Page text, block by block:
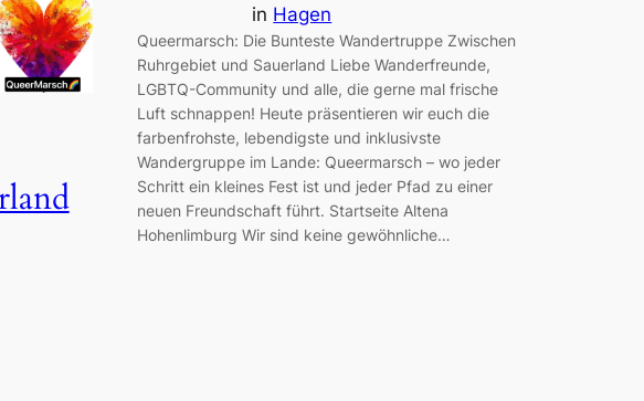
in Hagen
Queermarsch: Die Bunteste Wandertruppe Zwischen
Ruhrgebiet und Sauerland Liebe Wanderfreunde,
LGBTQ-Community und alle, die gerne mal frische
Luft schnappen! Heute präsentieren wir euch die
farbenfrohste, lebendigste und inklusivste
Wandergruppe im Lande: Queermarsch – wo jeder
Schritt ein kleines Fest ist und jeder Pfad zu einer
neuen Freundschaft führt. Startseite Altena
Hohenlimburg Wir sind keine gewöhnliche…